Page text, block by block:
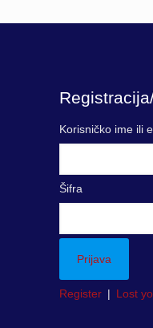
Korisničko ime ili
Šifra
Register | Lost